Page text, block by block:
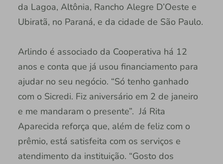
da Lagoa, Altônia, Rancho Alegre D’Oeste e
Ubiratã, no Paraná, e da cidade de São Paulo.
Arlindo é associado da Cooperativa há 12
anos e conta que já usou financiamento para
ajudar no seu negócio. “Só tenho ganhado
com o Sicredi. Fiz aniversário em 2 de janeiro
e me mandaram o presente”. Já Rita
Aparecida reforça que, além de feliz com o
prêmio, está satisfeita com os serviços e
atendimento da instituição. “Gosto dos